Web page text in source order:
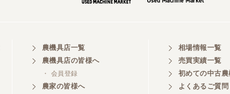
農機具店一覧
農機具店の皆様へ
・ 会員登録
農家の皆様へ
相場情報一覧
売買実績一覧
初めての中古農
よくあるご質問